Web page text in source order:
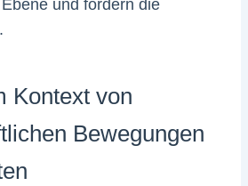
und fördern die
Kontext von
Bewegungen